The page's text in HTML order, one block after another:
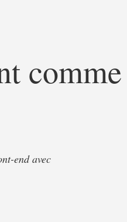
comme
end avec